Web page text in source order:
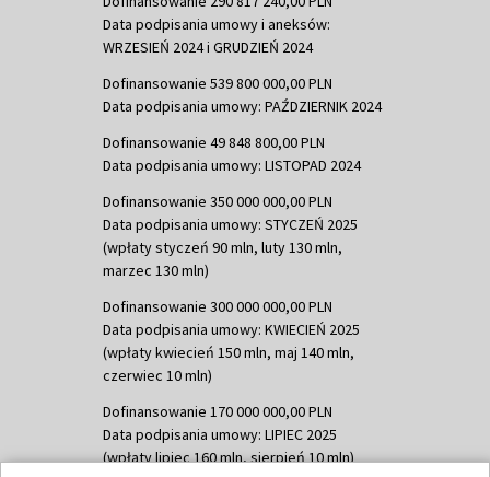
Data podpisania umowy i aneksów:
WRZESIEŃ 2024 i GRUDZIEŃ 2024
Dofinansowanie 539 800 000,00 PLN
Data podpisania umowy: PAŹDZIERNIK 2024
Dofinansowanie 49 848 800,00 PLN
Data podpisania umowy: LISTOPAD 2024
Dofinansowanie 350 000 000,00 PLN
Data podpisania umowy: STYCZEŃ 2025
(wpłaty styczeń 90 mln, luty 130 mln,
marzec 130 mln)
Dofinansowanie 300 000 000,00 PLN
Data podpisania umowy: KWIECIEŃ 2025
(wpłaty kwiecień 150 mln, maj 140 mln,
czerwiec 10 mln)
Dofinansowanie 170 000 000,00 PLN
Data podpisania umowy: LIPIEC 2025
(wpłaty lipiec 160 mln, sierpień 10 mln)